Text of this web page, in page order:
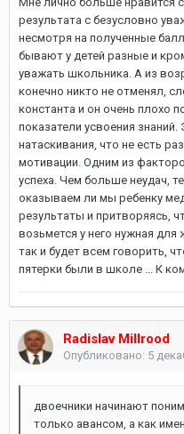
результата с безусловно
несмотря на полученные
бывают у детей разные и
уважать школьника. А из
конечно никто не отменял,
константа и он очень плохо
показатели усвоения
натаскивания, что не есть
мотивации. Одним из
успеха. Чем больше неудач,
оказываем ли мы ребенку
результаты и притворяясь,
возьмется у него нужная
так и будет всем говорить,
пятерки были в школе ... К
Radislav Millrood
Опубликовано: 5
двоечники начинают
только авансом, а как